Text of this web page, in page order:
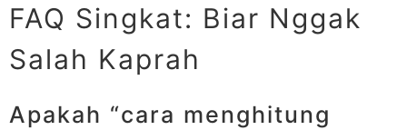
FAQ Singkat: Biar Nggak
Salah Kaprah
Apakah “cara menghitung